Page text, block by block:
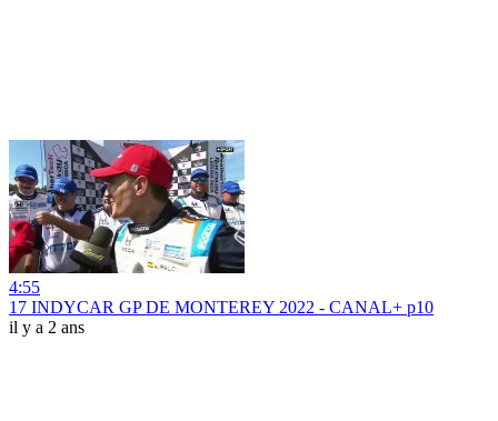
4:55
17 INDYCAR GP DE MONTEREY 2022 - CANAL+ p10
il y a 2 ans